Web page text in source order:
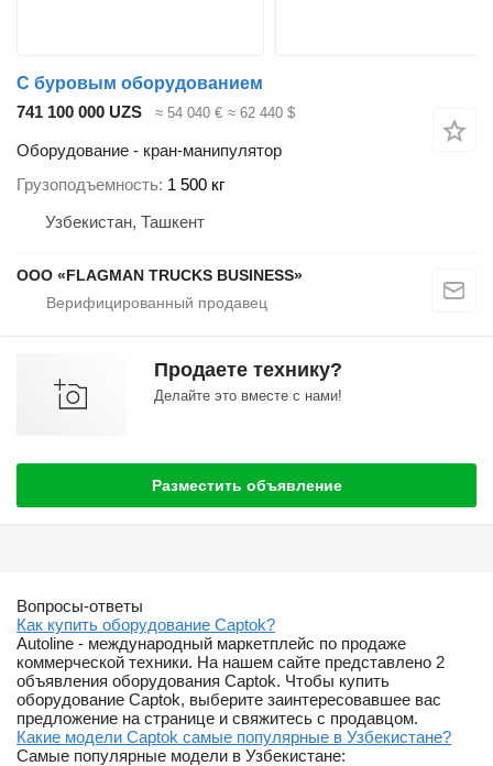
С буровым оборудованием
741 100 000 UZS
≈ 54 040 € ≈ 62 440 $
Оборудование - кран-манипулятор
Грузоподъемность 1 500 кг
Узбекистан, Ташкент
ООО «FLAGMAN TRUCKS BUSINESS»
Продаете технику?
Делайте это вместе с нами!
Разместить объявление
Вопросы-ответы
Как купить оборудование Captok?
Autoline - международный маркетплейс по продаже
коммерческой техники. На нашем сайте представлено 2
объявления оборудования Captok. Чтобы купить
оборудование Captok, выберите заинтересовавшее вас
предложение на странице и свяжитесь с продавцом.
Какие модели Captok самые популярные в Узбекистане?
Самые популярные модели в Узбекистане: